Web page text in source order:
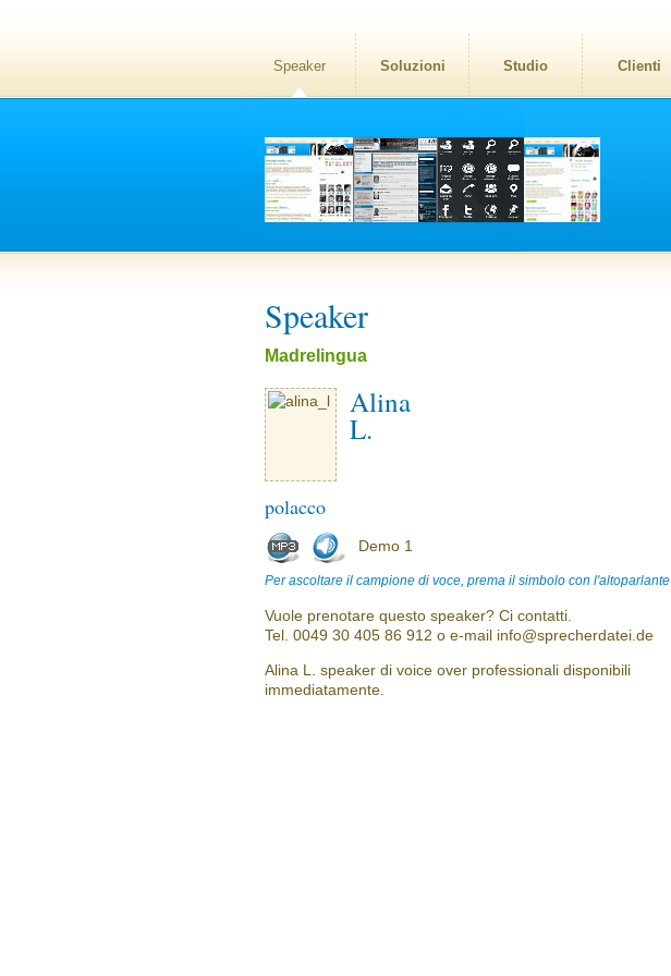
Speaker Soluzioni Studio Clienti
Speaker
Madrelingua
Alina
L.
polacco
Demo 1
Per ascoltare il campione di voce, prema il simbolo con l'altoparlante
Vuole prenotare questo speaker? Ci contatti.
Tel. 0049 30 405 86 912 o e-mail info@sprecherdatei.de
Alina L. speaker di voice over professionali disponibili
immediatamente.